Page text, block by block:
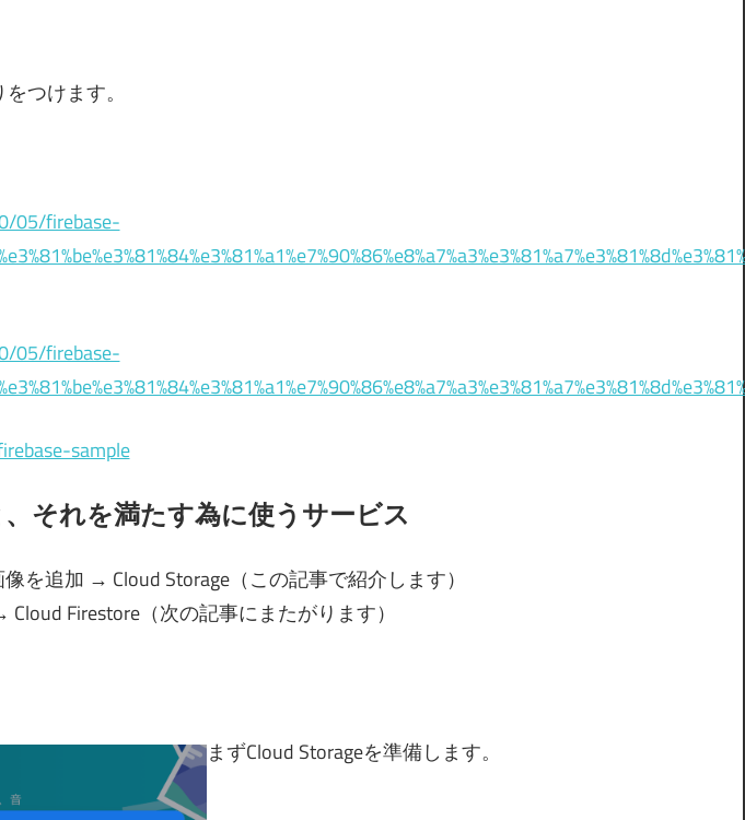
つけます。
05/firebase-
05/firebase-
sample
それを満たす為に使うサービス
を追加 → Cloud Storage（この記事で紹介します）
Firestore（次の記事にまたがります）
まずCloud Storageを準備します。